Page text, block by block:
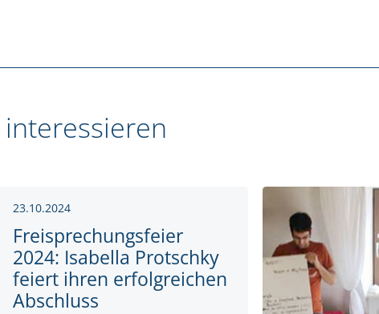
23.10.2024
Freisprechungsfeier
2024: Isabella Protschky
feiert ihren erfolgreichen
Abschluss